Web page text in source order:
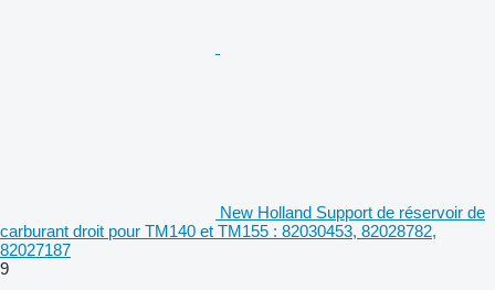
New Holland Support de réservoir de
carburant droit pour TM140 et TM155 : 82030453, 82028782,
82027187
9